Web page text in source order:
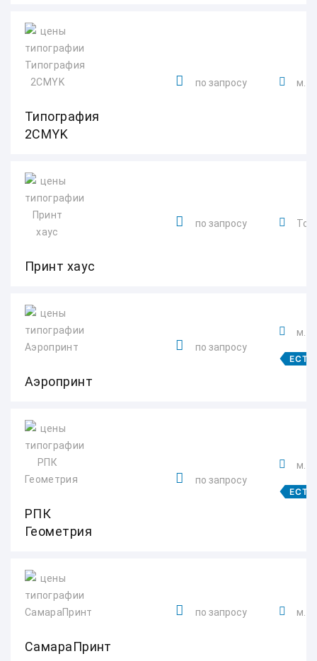
Типография
2CMYK
по запросу м.
Принт хаус
по запросу
Аэропринт
по запросу
м.
РПК
Геометрия
по запросу
м.
СамараПринт
по запросу м.